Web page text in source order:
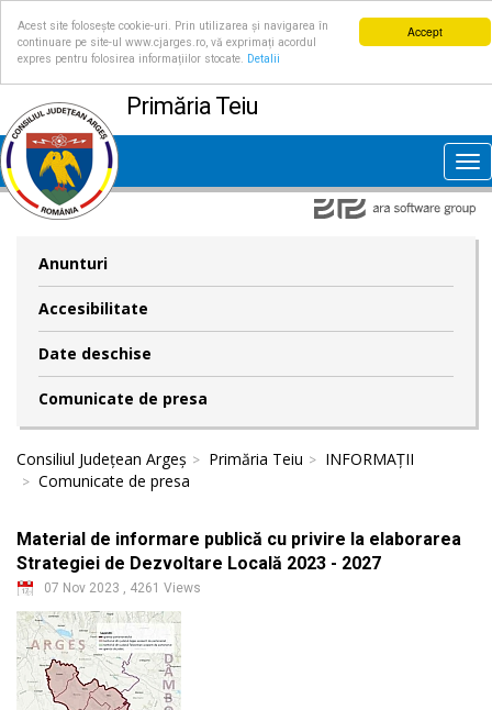
Accept
Acest site folosește cookie-uri. Prin utilizarea și navigarea în
continuare pe site-ul www.cjarges.ro, vă exprimați acordul
expres pentru folosirea informațiilor stocate.
Detalii
Primăria Teiu
Anunturi
Accesibilitate
Date deschise
Comunicate de presa
Consiliul Județean Argeș Primăria Teiu
INFORMAȚII
Comunicate de presa
Material de informare publică cu privire la elaborarea
Strategiei de Dezvoltare Locală 2023 - 2027
07 Nov 2023 , 4261 Views